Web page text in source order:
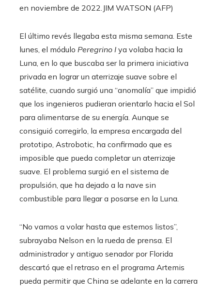
en noviembre de 2022. JIM WATSON (AFP)
El último revés llegaba esta misma semana. Este
lunes, el módulo Peregrino I ya volaba hacia la
Luna, en lo que buscaba ser la primera iniciativa
privada en lograr un aterrizaje suave sobre el
satélite, cuando surgió una “anomalía” que impidió
que los ingenieros pudieran orientarlo hacia el Sol
para alimentarse de su energía. Aunque se
consiguió corregirlo, la empresa encargada del
prototipo, Astrobotic, ha confirmado que es
imposible que pueda completar un aterrizaje
suave. El problema surgió en el sistema de
propulsión, que ha dejado a la nave sin
combustible para llegar a posarse en la Luna.
“No vamos a volar hasta que estemos listos”,
subrayaba Nelson en la rueda de prensa. El
administrador y antiguo senador por Florida
descartó que el retraso en el programa Artemis
pueda permitir que China se adelante en la carrera